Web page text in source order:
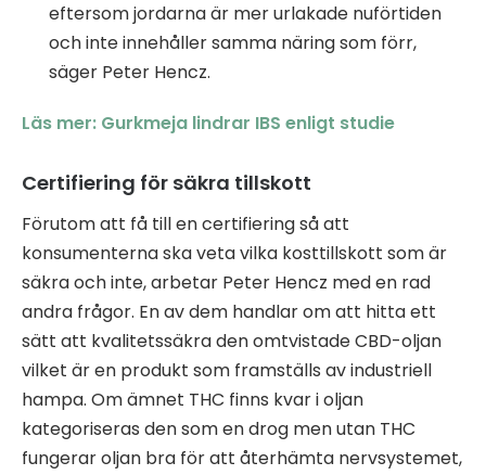
eftersom jordarna är mer urlakade nuförtiden
och inte innehåller samma näring som förr,
säger Peter Hencz.
Läs mer: Gurkmeja lindrar IBS enligt studie
Certifiering för säkra tillskott
Förutom att få till en certifiering så att
konsumenterna ska veta vilka kosttillskott som är
säkra och inte, arbetar Peter Hencz med en rad
andra frågor. En av dem handlar om att hitta ett
sätt att kvalitetssäkra den omtvistade CBD-oljan
vilket är en produkt som framställs av industriell
hampa. Om ämnet THC finns kvar i oljan
kategoriseras den som en drog men utan THC
fungerar oljan bra för att återhämta nervsystemet,